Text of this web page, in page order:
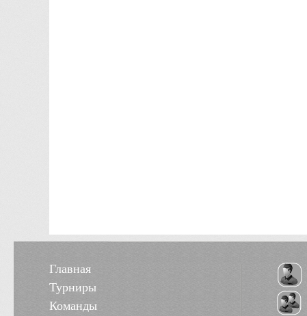
Главная
Турниры
Команды